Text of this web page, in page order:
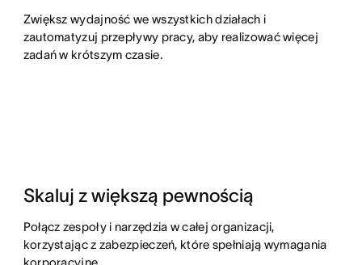
Zwiększ wydajność we wszystkich działach i
zautomatyzuj przepływy pracy, aby realizować więcej
zadań w krótszym czasie.
Skaluj z większą pewnością
Połącz zespoły i narzędzia w całej organizacji,
korzystając z zabezpieczeń, które spełniają wymagania